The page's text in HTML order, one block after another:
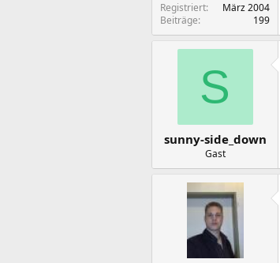
Registriert
März 2004
Beiträge
199
S
sunny-side_down
Gast